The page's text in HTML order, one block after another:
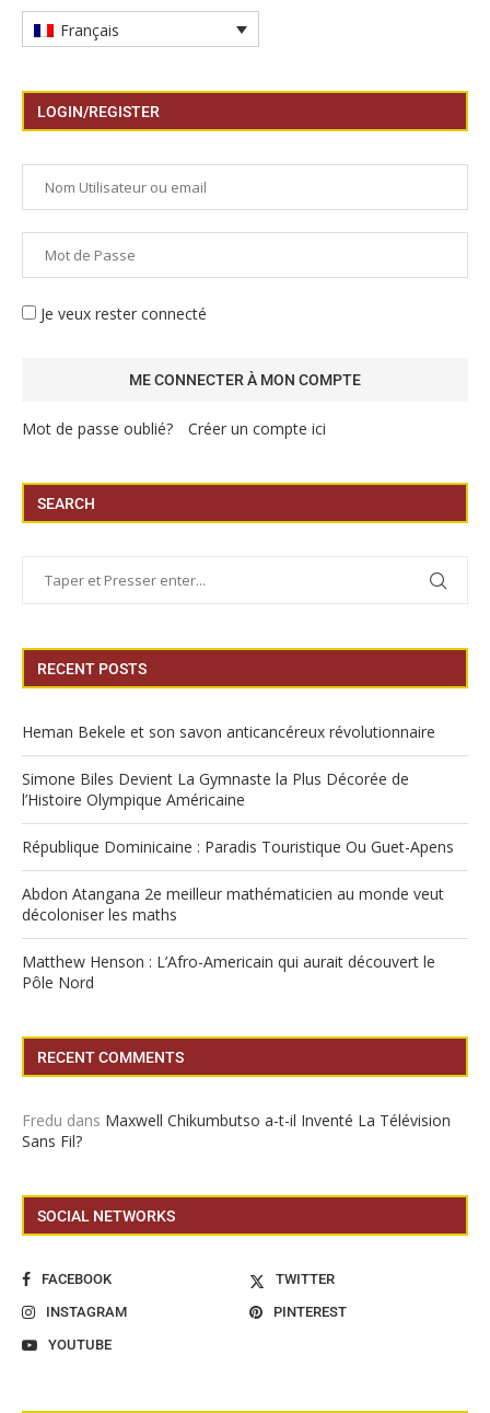
Français
LOGIN/REGISTER
Je veux rester connecté
Mot de passe oublié? Créer un compte ici
SEARCH
RECENT POSTS
Heman Bekele et son savon anticancéreux révolutionnaire
Simone Biles Devient La Gymnaste la Plus Décorée de
l’Histoire Olympique Américaine
République Dominicaine : Paradis Touristique Ou Guet-Apens
Abdon Atangana 2e meilleur mathématicien au monde veut
décoloniser les maths
Matthew Henson : L’Afro-Americain qui aurait découvert le
Pôle Nord
RECENT COMMENTS
Fredu dans Maxwell Chikumbutso a-t-il Inventé La Télévision
Sans Fil?
SOCIAL NETWORKS
FACEBOOK
TWITTER
INSTAGRAM
PINTEREST
YOUTUBE